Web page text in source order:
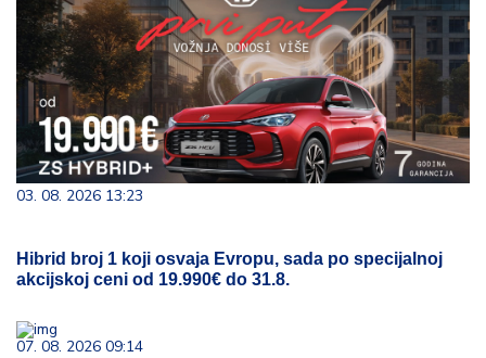
03. 08. 2026 13:23
Hibrid broj 1 koji osvaja Evropu, sada po specijalnoj
akcijskoj ceni od 19.990€ do 31.8.
07. 08. 2026 09:14